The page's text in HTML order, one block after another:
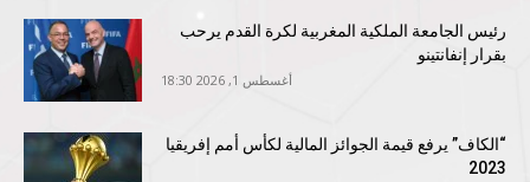
رئيس الجامعة الملكية المغربية لكرة القدم يرحب
بقرار إنفانتينو
أغسطس 1, 2026 18:30
“الكاف” يرفع قيمة الجوائز المالية لكأس أمم إفريقيا
2023